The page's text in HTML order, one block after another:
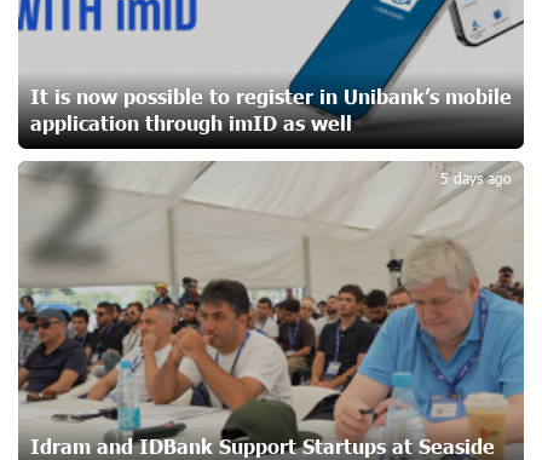
Ucom Sales and Service Center Reopens at 3/47
Yerevanyan Street in Yeghvard
Up to 25% idcoin when purchasing Flyone flight tickets:
Idram&IDBank
22 days ago
Converse Bank Named Armenia’s Best Digital Bank for
Consumers by Euromoney
22 days ago
Ucom and Microsoft Innovation Center Help School
Students Build Cybersecurity Skills
23 days ago
It is now possible to register in Unibank’s mobile
application through imID as well
Idram and IDBank Support Startups at Seaside
5 days ago
2